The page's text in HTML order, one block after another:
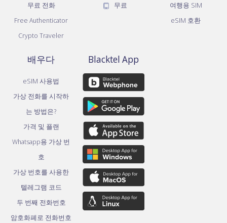
무료 전화
Free Authenticator
Crypto Traveler
무료
여행용 SIM
eSIM 호환
배우다
eSIM 사용법
가상 전화를 시작하
는 방법은?
가격 및 플랜
Whatsapp용 가상 번
호
가상 번호를 사용한
텔레그램 코드
두 번째 전화번호
암호화폐로 전화번호
Blacktel App